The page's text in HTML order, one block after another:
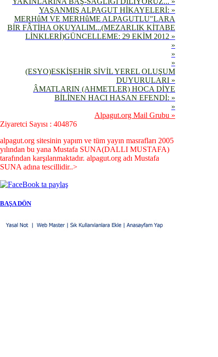
YAŞANMIŞ ALPAGUT HİKAYELERİ: »
MERHûM VE MERHûME ALPAGUTLU"LARA
BİR FÂTİHA OKUYALIM...(MEZARLIK KİTABE
LİNKLERİ)GÜNCELLEME: 29 EKİM 2012 »
»
»
»
(ESYO)ESKİŞEHİR SİVİL YEREL OLUŞUM
DUYURULARI »
ÂMATLARIN (AHMETLER) HOCA DİYE
BİLİNEN HACI HASAN EFENDİ: »
»
Alpagut.org Mail Grubu »
Ziyaretci Sayısı : 404876
alpagut.org sitesinin yapım ve tüm yayın masrafları 2005
yılından bu yana Mustafa SUNA(DALLI MUSTAFA)
tarafından karşılanmaktadır. alpagut.org adı Mustafa
SUNA adına tescillidir..>
BAŞA DÖN